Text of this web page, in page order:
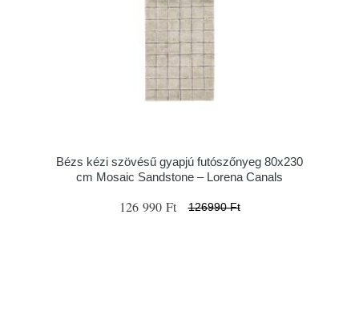
Bézs kézi szövésű gyapjú futószőnyeg 80x230
cm Mosaic Sandstone – Lorena Canals
126 990 Ft 126990 Ft